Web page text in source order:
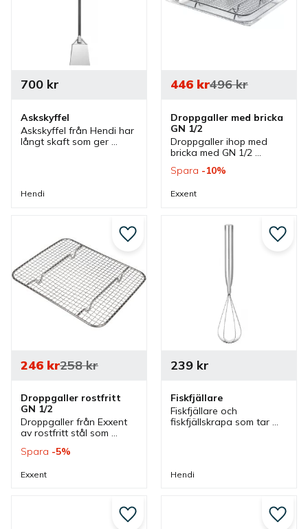
Askskyffel
Askskyffel från Hendi har
långt skaft som ger
pizzaugnar.
700kr
Hendi
Droppgaller med bricka
GN 1/2
Droppgaller ihop med
bricka med GN 1/2
stål. Gallret och brickan
kök.
446kr496kr
Spara 10%
Exxent
Droppgaller rostfritt
GN 1/2
Droppgaller från Exxent
av rostfritt stål som
bricka med GN 1/2
som passar bra i flera
246kr258kr
Spara 5%
Exxent
Lägg till i favoriter
Fiskfjällare
Fiskfjällare och
fiskfjällskrapa som tar
239kr
Hendi
Lägg
Lägg till i favoriter Lägg